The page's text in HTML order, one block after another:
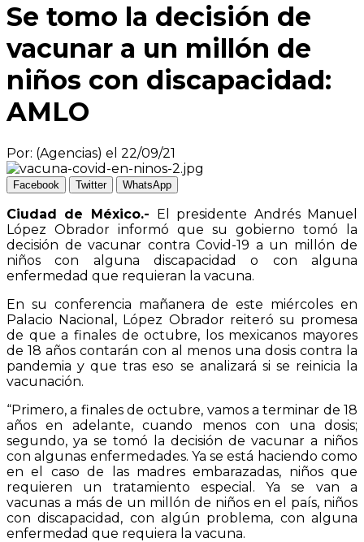
Se tomo la decisión de
vacunar a un millón de
niños con discapacidad:
AMLO
Por: (Agencias) el 22/09/21
Facebook Twitter WhatsApp
Ciudad de México.- El presidente Andrés Manuel
López Obrador informó que su gobierno tomó la
decisión de vacunar contra Covid-19 a un millón de
niños con alguna discapacidad o con alguna
enfermedad que requieran la vacuna.
En su conferencia mañanera de este miércoles en
Palacio Nacional, López Obrador reiteró su promesa
de que a finales de octubre, los mexicanos mayores
de 18 años contarán con al menos una dosis contra la
pandemia y que tras eso se analizará si se reinicia la
vacunación.
“Primero, a finales de octubre, vamos a terminar de 18
años en adelante, cuando menos con una dosis;
segundo, ya se tomó la decisión de vacunar a niños
con algunas enfermedades. Ya se está haciendo como
en el caso de las madres embarazadas, niños que
requieren un tratamiento especial. Ya se van a
vacunas a más de un millón de niños en el país, niños
con discapacidad, con algún problema, con alguna
enfermedad que requiera la vacuna.